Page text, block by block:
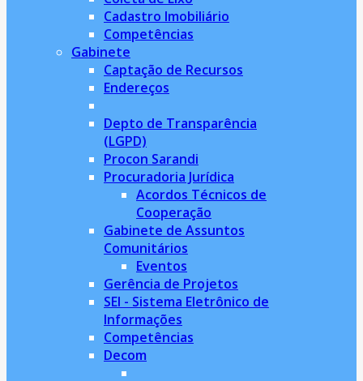
Cadastro Imobiliário
Competências
Gabinete
Captação de Recursos
Endereços
Depto de Transparência
(LGPD)
Procon Sarandi
Procuradoria Jurídica
Acordos Técnicos de
Cooperação
Gabinete de Assuntos
Comunitários
Eventos
Gerência de Projetos
SEI - Sistema Eletrônico de
Informações
Competências
Decom